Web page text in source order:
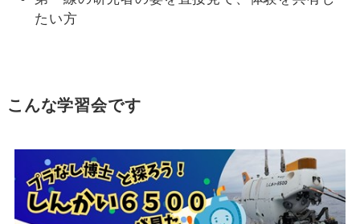
たい方
こんな学習会です